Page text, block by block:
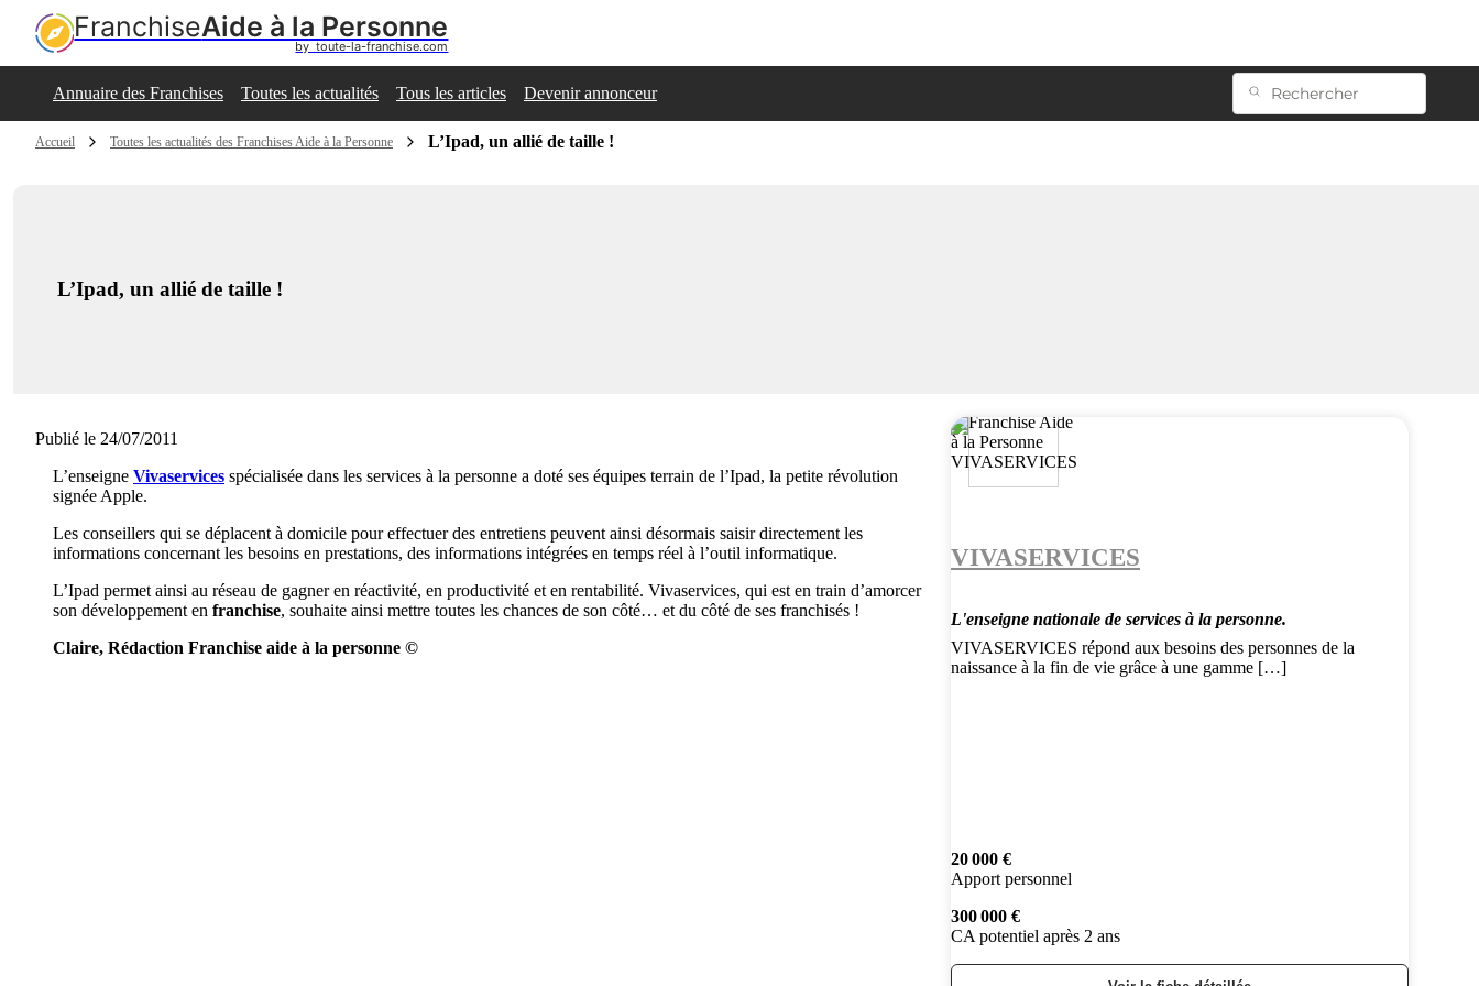
FranchiseAide à la Personne
by  toute-la-franchise.com
Annuaire des Franchises Toutes les actualités Tous les articles Devenir annonceur
Accueil Toutes les actualités des Franchises Aide à la Personne L’Ipad, un allié de taille !
L’Ipad, un allié de taille !
Publié le 24/07/2011
L’enseigne Vivaservices spécialisée dans les services à la personne a doté ses équipes terrain de l’Ipad, la petite révolution
signée Apple.
Les conseillers qui se déplacent à domicile pour effectuer des entretiens peuvent ainsi désormais saisir directement les
informations concernant les besoins en prestations, des informations intégrées en temps réel à l’outil informatique.
L’Ipad permet ainsi au réseau de gagner en réactivité, en productivité et en rentabilité. Vivaservices, qui est en train d’amorcer
son développement en franchise, souhaite ainsi mettre toutes les chances de son côté… et du côté de ses franchisés !
Claire, Rédaction Franchise aide à la personne ©
VIVASERVICES
L'enseigne nationale de services à la personne.
VIVASERVICES répond aux besoins des personnes de la
naissance à la fin de vie grâce à une gamme […]
20 000 €
Apport personnel
300 000 €
CA potentiel après 2 ans